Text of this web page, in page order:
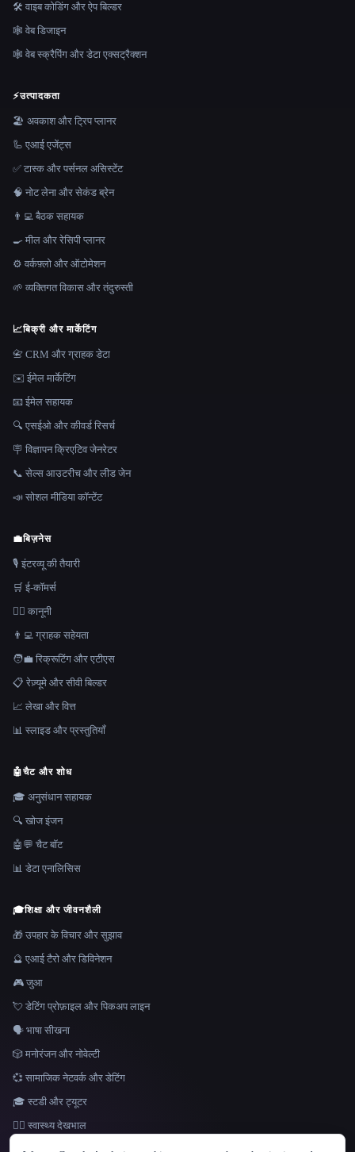
भाषा
🛠️ वाइब कोडिंग और ऐप बिल्डर
🕸 वेब डिजाइन
🕸️ वेब स्क्रैपिंग और डेटा एक्सट्रैक्शन
⚡उत्पादकता
🏖 अवकाश और ट्रिप प्लानर
🦾 एआई एजेंट्स
✅ टास्क और पर्सनल असिस्टेंट
🧠 नोट लेना और सेकंड ब्रेन
👨‍💻 बैठक सहायक
🍳 मील और रेसिपी प्लानर
⚙️ वर्कफ़्लो और ऑटोमेशन
🌱 व्यक्तिगत विकास और तंदुरुस्ती
📈बिक्री और मार्केटिंग
📇 CRM और ग्राहक डेटा
✉️ ईमेल मार्केटिंग
📧 ईमेल सहायक
🔍 एसईओ और कीवर्ड रिसर्च
🪧 विज्ञापन क्रिएटिव जेनरेटर
📞 सेल्स आउटरीच और लीड जेन
📣 सोशल मीडिया कॉन्टेंट
💼बिज़नेस
🎙️ इंटरव्यू की तैयारी
🛒 ई-कॉमर्स
👩‍⚖️ कानूनी
👨‍💻 ग्राहक सहेयता
🧑‍💼 रिक्रूटिंग और एटीएस
📋 रेज़्यूमे और सीवी बिल्डर
📈 लेखा और वित्त
📊 स्लाइड और प्रस्तुतियाँ
🤖चैट और शोध
🎓 अनुसंधान सहायक
🔍 खोज इंजन
🤖💬 चैट बॉट
📊 डेटा एनालिसिस
🎓शिक्षा और जीवनशैली
🎁 उपहार के विचार और सुझाव
🔮 एआई टैरो और डिविनेशन
🎮 जुआ
💘 डेटिंग प्रोफ़ाइल और पिकअप लाइन
🗣️ भाषा सीखना
🎲 मनोरंजन और नोवेल्टी
💞 सामाजिक नेटवर्क और डेटिंग
🎓 स्टडी और ट्यूटर
👩‍⚕️ स्वास्थ्य देखभाल